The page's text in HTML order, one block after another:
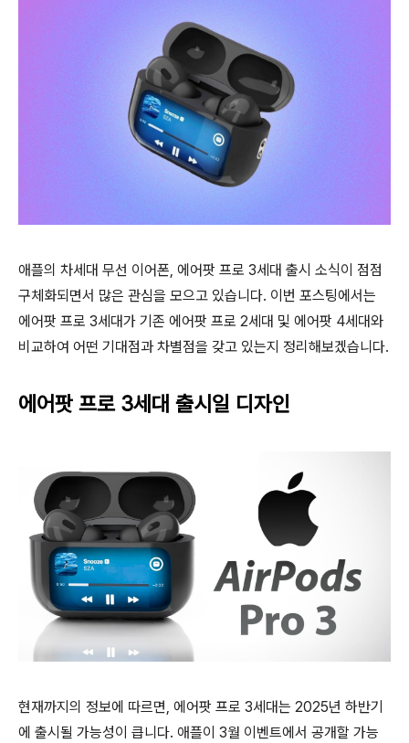
애플의 차세대 무선 이어폰, 에어팟 프로 3세대 출시 소식이 점점
구체화되면서 많은 관심을 모으고 있습니다. 이번 포스팅에서는
에어팟 프로 3세대가 기존 에어팟 프로 2세대 및 에어팟 4세대와
비교하여 어떤 기대점과 차별점을 갖고 있는지 정리해보겠습니다.
에어팟 프로 3세대 출시일 디자인
현재까지의 정보에 따르면, 에어팟 프로 3세대는 2025년 하반기
에 출시될 가능성이 큽니다. 애플이 3월 이벤트에서 공개할 가능